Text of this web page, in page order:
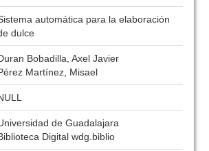
automática para la elaboración
dulce
Bobadilla, Axel Javier
Martínez, Misael
de Guadalajara
Digital wdg.biblio